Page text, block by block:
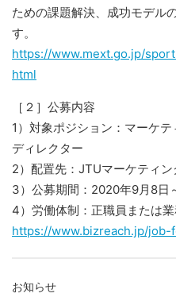
ための課題解決、成功モデル
す。
https://www.mext.go.jp/
html
［２］公募内容
1）対象ポジション：マーケ
ディレクター
2）配置先：JTUマーケティン
3）公募期間：2020年9月8日
4）労働体制：正職員または
https://www.bizreach.jp/job-
お知らせ